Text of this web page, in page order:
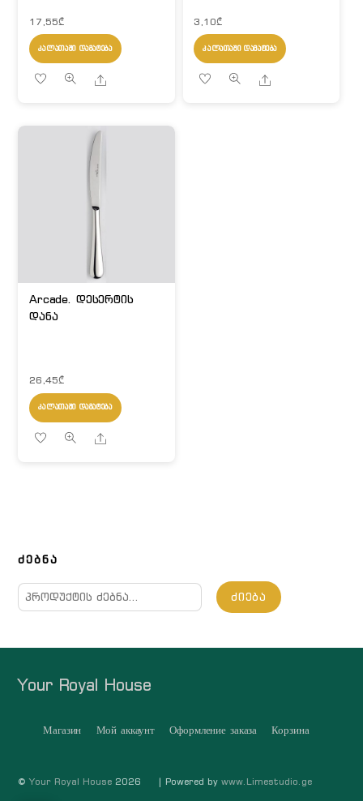
17,55₾
ᲙᲐᲚᲐᲗᲐᲨᲘ ᲓᲐᲛᲐᲢᲔᲑᲐ
Share
3,10₾
ᲙᲐᲚᲐᲗᲐᲨᲘ ᲓᲐᲛᲐᲢᲔᲑᲐ
Share
Arcade. დესერტის
დანა
26,45₾
ᲙᲐᲚᲐᲗᲐᲨᲘ ᲓᲐᲛᲐᲢᲔᲑᲐ
Share
ᲫᲔᲑᲜᲐ
ძებნა:
ᲫᲘᲔᲑᲐ
Your Royal House
Магазин Мой аккаунт Оформление заказа Корзина
©Your Royal House 2026 | Powered by www.Limestudio.ge